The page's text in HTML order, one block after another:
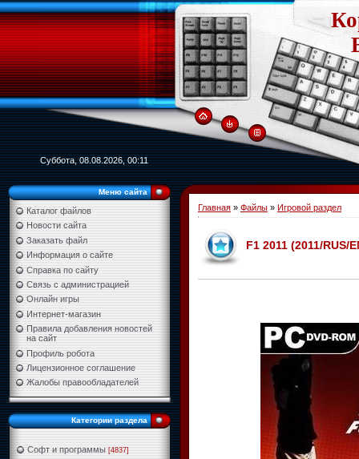
Суббота, 08.08.2026, 00:11
Меню сайта
Каталог файлов
Новости сайта
Заказать файл
Информация о сайте
Справка по сайту
Связь с администрацией
Онлайн игры
Интернет-магазин
Правила добавления новостей
на сайт
Профиль робота
Лицензионное соглашение
Жалобы правообладателей
Категории раздела
Софт и программы [4837]
Главная » Файлы » Игровой раздел
F1 2011 (2011/RUS/